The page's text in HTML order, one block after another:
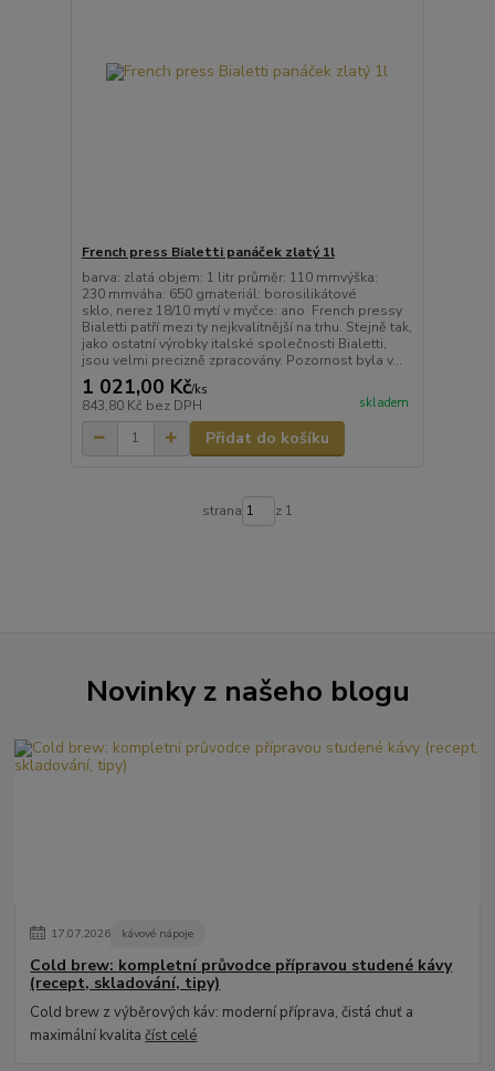
French press Bialetti panáček zlatý 1l
barva: zlatá objem: 1 litr průměr: 110 mmvýška:
230 mmváha: 650 gmateriál: borosilikátové
sklo, nerez 18/10 mytí v myčce: ano French pressy
Bialetti patří mezi ty nejkvalitnější na trhu. Stejně tak,
jako ostatní výrobky italské společnosti Bialetti,
jsou velmi precizně zpracovány. Pozornost byla v...
1 021,00 Kč/ks
843,80 Kč bez DPH skladem
Přidat do košíku
strana z 1
Novinky z našeho blogu
17.07.2026 kávové nápoje
Cold brew: kompletní průvodce přípravou studené kávy
(recept, skladování, tipy)
Cold brew z výběrových káv: moderní příprava, čistá chuť a
maximální kvalitačíst celé